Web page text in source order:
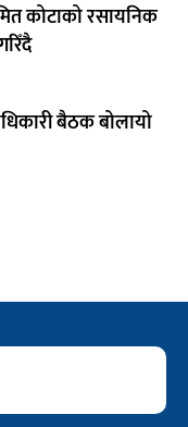
कोटाको रसायनिक
बैठक बोलायो